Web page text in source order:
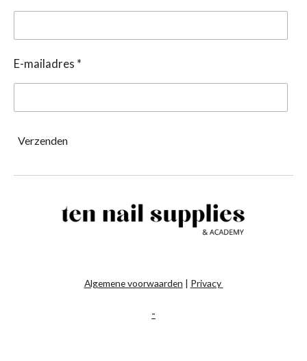
E-mailadres *
Verzenden
Algemene voorwaarden | Privacy
-